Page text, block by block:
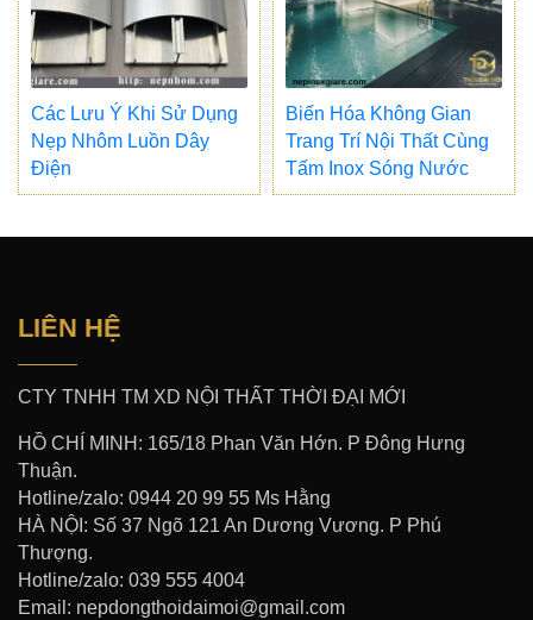
Các Lưu Ý Khi Sử Dụng
Nẹp Nhôm Luồn Dây
Điện
Biến Hóa Không Gian
Trang Trí Nội Thất Cùng
Tấm Inox Sóng Nước
LIÊN HỆ
CTY TNHH TM XD NỘI THẤT THỜI ĐẠI MỚI
HỒ CHÍ MINH: 165/18 Phan Văn Hớn. P Đông Hưng
Thuận.
Hotline/zalo: 0944 20 99 55 Ms Hằng
HÀ NỘI: Số 37 Ngõ 121 An Dương Vương. P Phú
Thượng.
Hotline/zalo: 039 555 4004
Email: nepdongthoidaimoi@gmail.com